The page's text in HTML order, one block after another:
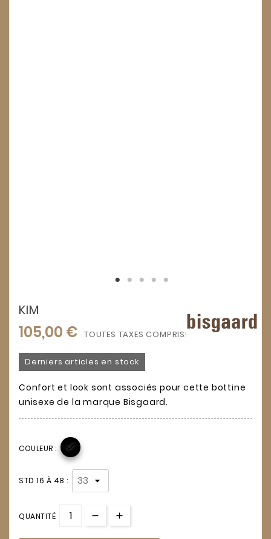
KIM
105,00 € TOUTES TAXES COMPRISES
Derniers articles en stock
Confort et look sont associés pour cette bottine
unisexe de la marque Bisgaard.
COULEUR : 
STD 16 À 48 :
QUANTITÉ